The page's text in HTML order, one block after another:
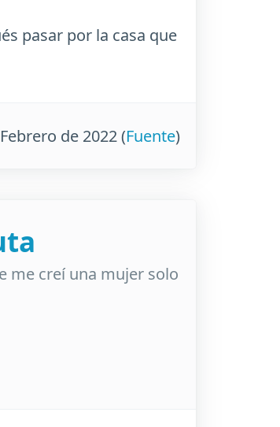
pasar por la casa que
de 2022(Fuente)
me creí una mujer solo